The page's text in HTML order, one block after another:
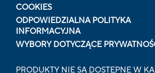
COOKIES
ODPOWIEDZIALNA POLITYKA
INFORMACYJNA
WYBORY DOTYCZĄCE
PRODUKTY NIE SĄ DOSTĘPNE W